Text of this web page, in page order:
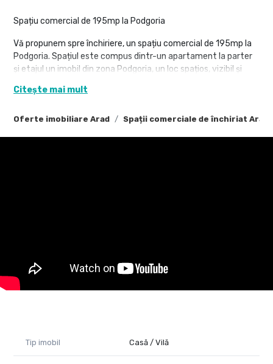
Oferte imobiliare Arad Spații comerciale de închiriat Arad
Spațiu comercial de 195mp la Podgoria
Vă propunem spre închiriere, un spațiu comercial de 195mp la
Podgoria. Spațiul este compus dintr-un apartament la parter
și etajul un imobil din zona Podgoria, un loc spațios, vizibil și
Spațiu este compus astfel:
Parter:
de investiție. Este locul ideal ca visul tău să prindă, așa cum
vrei tu, acel contur bine definit.
0758409801
Citește mai mult
Tip imobil Casă / Vilă